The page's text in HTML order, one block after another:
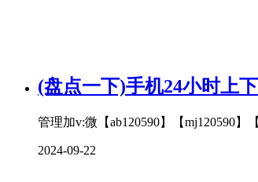
(盘点一下)手机24小时上
管理加v:微【ab120590】【mj120590
2024-09-22